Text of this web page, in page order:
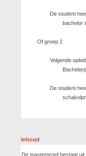
De student
bachelor
Of groep 2
Volgende
De student
Inhoud
De masterproef bestaat